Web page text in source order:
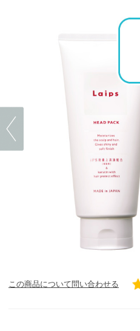
この商品について問い合わせる